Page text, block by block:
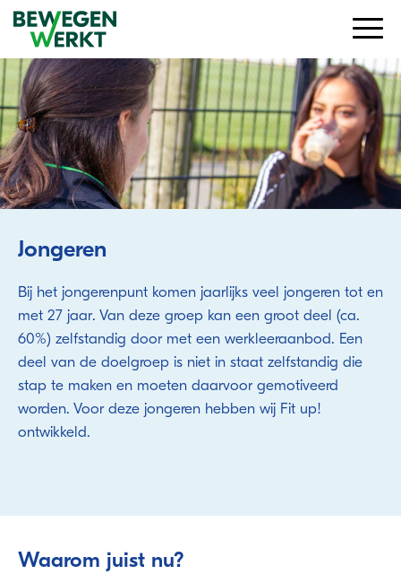
Jongeren
Bij het jongerenpunt komen jaarlijks veel jongeren tot en
met 27 jaar. Van deze groep kan een groot deel (ca.
60%) zelfstandig door met een werkleeraanbod. Een
deel van de doelgroep is niet in staat zelfstandig die
stap te maken en moeten daarvoor gemotiveerd
worden. Voor deze jongeren hebben wij Fit up!
ontwikkeld.
Waarom juist nu?